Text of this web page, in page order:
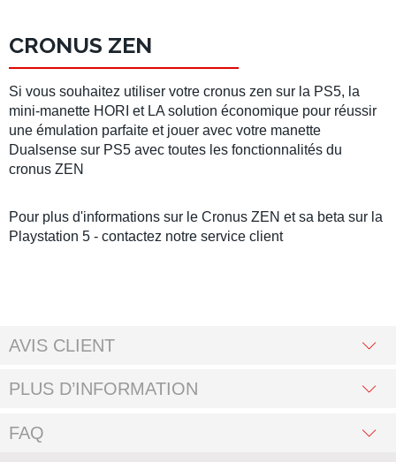
CRONUS ZEN
Si vous souhaitez utiliser votre cronus zen sur la PS5, la
mini-manette HORI et LA solution économique pour réussir
une émulation parfaite et jouer avec votre manette
Dualsense sur PS5 avec toutes les fonctionnalités du
cronus ZEN
Pour plus d'informations sur le Cronus ZEN et sa beta sur la
Playstation 5 - contactez notre service client
AVIS CLIENT
PLUS D’INFORMATION
FAQ